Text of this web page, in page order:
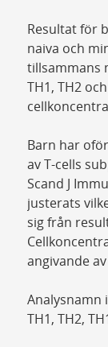
Resultat för
naiva och
tillsammans
TH1, TH2
Barn har
av T-cells
Scand J
justerats
sig från
angivande
Analysnamn
TH1, TH2,